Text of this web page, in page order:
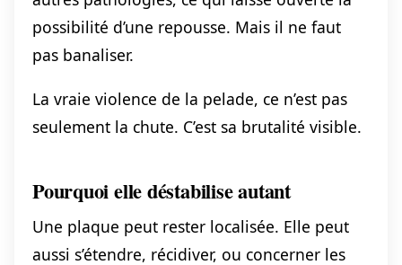
possibilité d’une repousse. Mais il ne faut
pas banaliser.
La vraie violence de la pelade, ce n’est pas
seulement la chute. C’est sa brutalité visible.
Pourquoi elle déstabilise autant
Une plaque peut rester localisée. Elle peut
aussi s’étendre, récidiver, ou concerner les